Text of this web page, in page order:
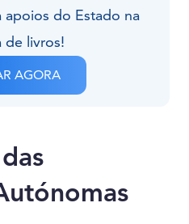
apoios do Estado na
de livros!
AGORA